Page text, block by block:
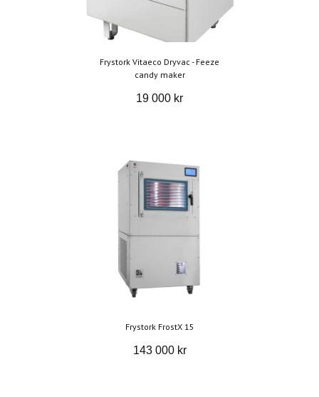
Frystork Vitaeco Dryvac - Feeze
candy maker
19 000 kr
Frystork FrostX 15
143 000 kr